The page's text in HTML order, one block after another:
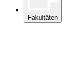
Fakultäten